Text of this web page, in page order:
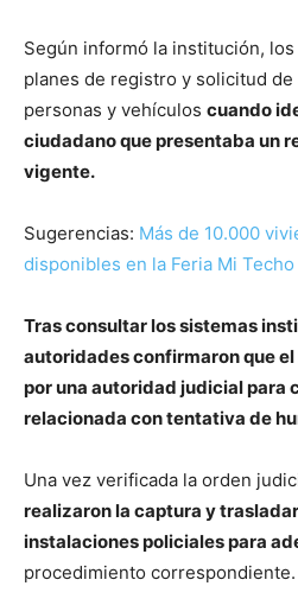
Según informó la institución,
planes de registro y solicitud
personas y vehículos cuando
ciudadano que presentaba un
vigente.
Sugerencias: Más de 10.000
disponibles en la Feria Mi
Tras consultar los sistemas
autoridades confirmaron que
por una autoridad judicial para
relacionada con tentativa de
Una vez verificada la orden
realizaron la captura y
instalaciones policiales para
procedimiento correspondiente.